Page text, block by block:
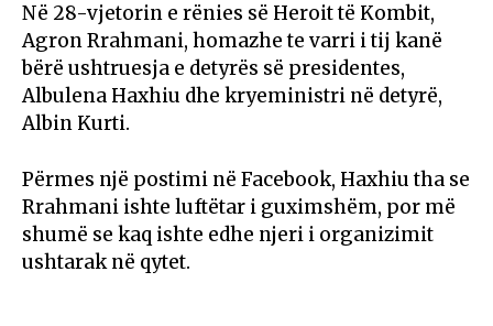
Në 28-vjetorin e rënies së Heroit të Kombit,
Agron Rrahmani, homazhe te varri i tij kanë
bërë ushtruesja e detyrës së presidentes,
Albulena Haxhiu dhe kryeministri në detyrë,
Albin Kurti.
Përmes një postimi në Facebook, Haxhiu tha se
Rrahmani ishte luftëtar i guximshëm, por më
shumë se kaq ishte edhe njeri i organizimit
ushtarak në qytet.